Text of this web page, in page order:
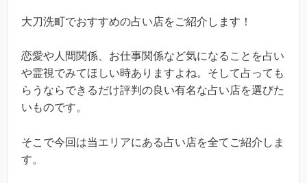
大刀洗町でおすすめの占い店をご紹介します！
恋愛や人間関係、お仕事関係など気になることを占い
や霊視でみてほしい時ありますよね。そして占っても
らうならできるだけ評判の良い有名な占い店を選びた
いものです。
そこで今回は当エリアにある占い店を全てご紹介しま
す。